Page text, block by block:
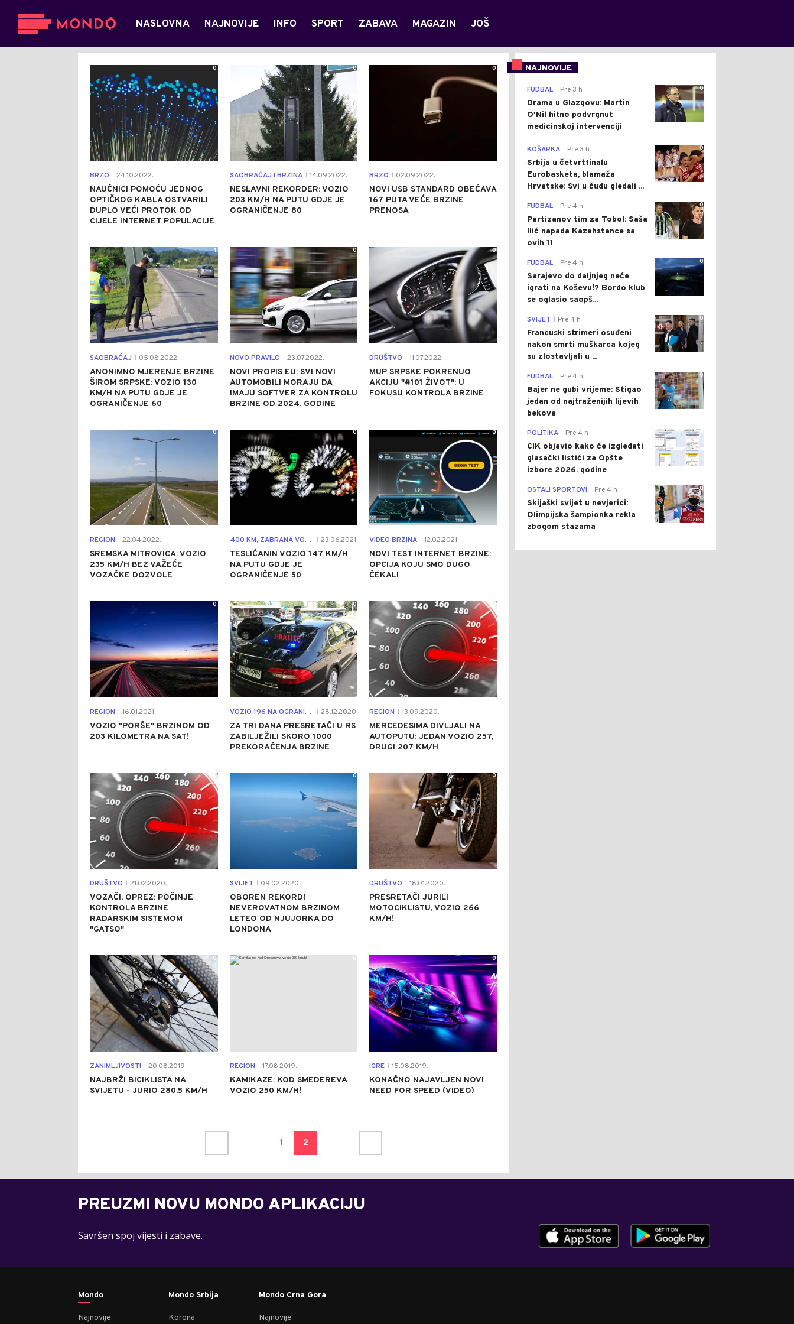
NASLOVNA NAJNOVIJE INFO SPORT ZABAVA MAGAZIN JOŠ
BRZO 24.10.2022.
NAUČNICI POMOĆU JEDNOG
OPTIČKOG KABLA OSTVARILI
DUPLO VEĆI PROTOK OD
CIJELE INTERNET POPULACIJE
0
SAOBRAĆAJ I BRZINA 14.09.2022.
NESLAVNI REKORDER: VOZIO
203 KM/H NA PUTU GDJE JE
OGRANIČENJE 80
0
BRZO 02.09.2022.
NOVI USB STANDARD OBEĆAVA
167 PUTA VEĆE BRZINE
PRENOSA
0
SAOBRAĆAJ 05.08.2022.
ANONIMNO MJERENJE BRZINE
ŠIROM SRPSKE: VOZIO 130
KM/H NA PUTU GDJE JE
OGRANIČENJE 60
1
NOVO PRAVILO 23.07.2022.
NOVI PROPIS EU: SVI NOVI
AUTOMOBILI MORAJU DA
IMAJU SOFTVER ZA KONTROLU
BRZINE OD 2024. GODINE
0
DRUŠTVO 11.07.2022.
MUP SRPSKE POKRENUO
AKCIJU "#101 ŽIVOT": U
FOKUSU KONTROLA BRZINE
0
REGION 22.04.2022.
SREMSKA MITROVICA: VOZIO
235 KM/H BEZ VAŽEĆE
VOZAČKE DOZVOLE
0
400 KM, ZABRANA VOŽNJE I KAZNENI BODOVI 23.06.2021.
TESLIĆANIN VOZIO 147 KM/H
NA PUTU GDJE JE
OGRANIČENJE 50
0
VIDEO BRZINA 12.02.2021.
NOVI TEST INTERNET BRZINE:
OPCIJA KOJU SMO DUGO
ČEKALI
0
REGION 16.01.2021.
VOZIO "PORŠE" BRZINOM OD
203 KILOMETRA NA SAT!
0
VOZIO 196 NA OGRANIČENJU 80 KM/H 28.12.2020.
ZA TRI DANA PRESRETAČI U RS
ZABILJEŽILI SKORO 1000
PREKORAČENJA BRZINE
0
REGION 13.09.2020.
MERCEDESIMA DIVLJALI NA
AUTOPUTU: JEDAN VOZIO 257,
DRUGI 207 KM/H
0
DRUŠTVO 21.02.2020.
VOZAČI, OPREZ: POČINJE
KONTROLA BRZINE
RADARSKIM SISTEMOM
"GATSO"
0
SVIJET 09.02.2020.
OBOREN REKORD!
NEVEROVATNOM BRZINOM
LETEO OD NJUJORKA DO
LONDONA
0
DRUŠTVO 18.01.2020.
PRESRETAČI JURILI
MOTOCIKLISTU, VOZIO 266
KM/H!
0
ZANIMLJIVOSTI 20.08.2019.
NAJBRŽI BICIKLISTA NA
SVIJETU - JURIO 280,5 KM/H
0
REGION 17.08.2019.
KAMIKAZE: KOD SMEDEREVA
VOZIO 250 KM/H!
0
IGRE 15.08.2019.
KONAČNO NAJAVLJEN NOVI
NEED FOR SPEED (VIDEO)
0
1 2
NAJNOVIJE
0
FUDBAL Pre 3 h
Drama u Glazgovu: Martin
O'Nil hitno podvrgnut
medicinskoj intervenciji
0
KOŠARKA Pre 3 h
Srbija u četvrtfinalu
Eurobasketa, blamaža
Hrvatske: Svi u čudu gledali ...
0
FUDBAL Pre 4 h
Partizanov tim za Tobol: Saša
Ilić napada Kazahstance sa
ovih 11
0
FUDBAL Pre 4 h
Sarajevo do daljnjeg neće
igrati na Koševu!? Bordo klub
se oglasio saopš...
0
SVIJET Pre 4 h
Francuski strimeri osuđeni
nakon smrti muškarca kojeg
su zlostavljali u ...
0
FUDBAL Pre 4 h
Bajer ne gubi vrijeme: Stigao
jedan od najtraženijih lijevih
bekova
0
POLITIKA Pre 4 h
CIK objavio kako će izgledati
glasački listići za Opšte
izbore 2026. godine
0
OSTALI SPORTOVI Pre 4 h
Skijaški svijet u nevjerici:
Olimpijska šampionka rekla
zbogom stazama
PREUZMI NOVU MONDO APLIKACIJU
Savršen spoj vijesti i zabave.
Mondo
Najnovije
Mondo Srbija
Korona
Mondo Crna Gora
Najnovije